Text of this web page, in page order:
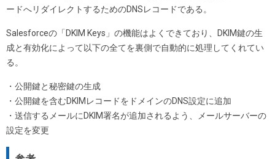
ードへリダイレクトするためのDNSレコードである。
Salesforceの「DKIM Keys」の機能はよくできており、DKIM鍵の生
成と有効化によって以下の全てを裏側で自動的に処理してくれてい
る。
・公開鍵と秘密鍵の生成
・公開鍵を含むDKIMレコードをドメインのDNS設定に追加
・送信するメールにDKIM署名が追加されるよう、メールサーバーの
設定を変更